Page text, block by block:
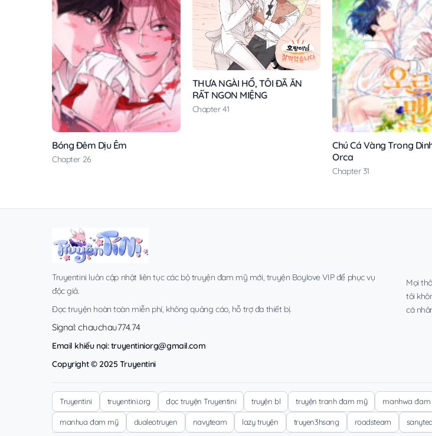
Bóng Đêm Dịu Êm
Chapter 26
THƯA NGÀI HỔ, TÔI ĐÃ ĂN
RẤT NGON MIỆNG
Chapter 41
Chú Cá Vàng Trong
Orca
Chapter 31
Truyentini luôn cập nhật liên tục các bộ truyện đam mỹ mới, truyện Boylove VIP để phục vụ
độc giả.
Đọc truyện hoàn toàn miễn phí, không quảng cáo, hỗ trợ đa thiết bị.
Signal: chauchau774.74
Email khiếu nại:truyentiniorg@gmail.com
Copyright © 2025 Truyentini
Mọi
tôi
cá
Truyentini truyentini.org đọc truyện Truyentini truyện bl truyện tranh đam mỹ manhwa
manhua đam mỹ dualeotruyen navyteam lazy truyện truyen3hsang roadsteam